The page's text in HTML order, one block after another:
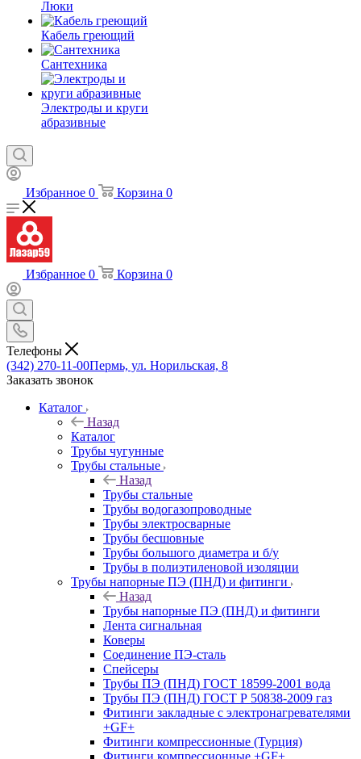
Люки
Кабель греющий
Сантехника
Электроды и круги
абразивные
Избранное 0 Корзина 0
Избранное 0 Корзина 0
Телефоны
(342) 270-11-00Пермь, ул. Норильская, 8
Заказать звонок
Каталог
Назад
Каталог
Трубы чугунные
Трубы стальные
Назад
Трубы стальные
Трубы водогазопроводные
Трубы электросварные
Трубы бесшовные
Трубы большого диаметра и б/у
Трубы в полиэтиленовой изоляции
Трубы напорные ПЭ (ПНД) и фитинги
Назад
Трубы напорные ПЭ (ПНД) и фитинги
Лента сигнальная
Коверы
Соединение ПЭ-сталь
Спейсеры
Трубы ПЭ (ПНД) ГОСТ 18599-2001 вода
Трубы ПЭ (ПНД) ГОСТ Р 50838-2009 газ
Фитинги закладные с электронагревателями
+GF+
Фитинги компрессионные (Турция)
Фитинги компрессионные +GF+